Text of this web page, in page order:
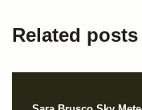
Related posts